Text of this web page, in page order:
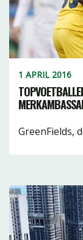
1 APRIL 2016
GreenFields,